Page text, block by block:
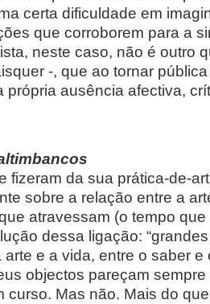
certa dificuldade em
que corroborem para a
neste caso, não é outro
-, que ao tornar
própria ausência afectiva,
fizeram da sua prática-de-
sobre a relação entre a
atravessam (o tempo
dessa ligação:
e a vida, entre o saber e
objectos pareçam
curso. Mas não. Mais do